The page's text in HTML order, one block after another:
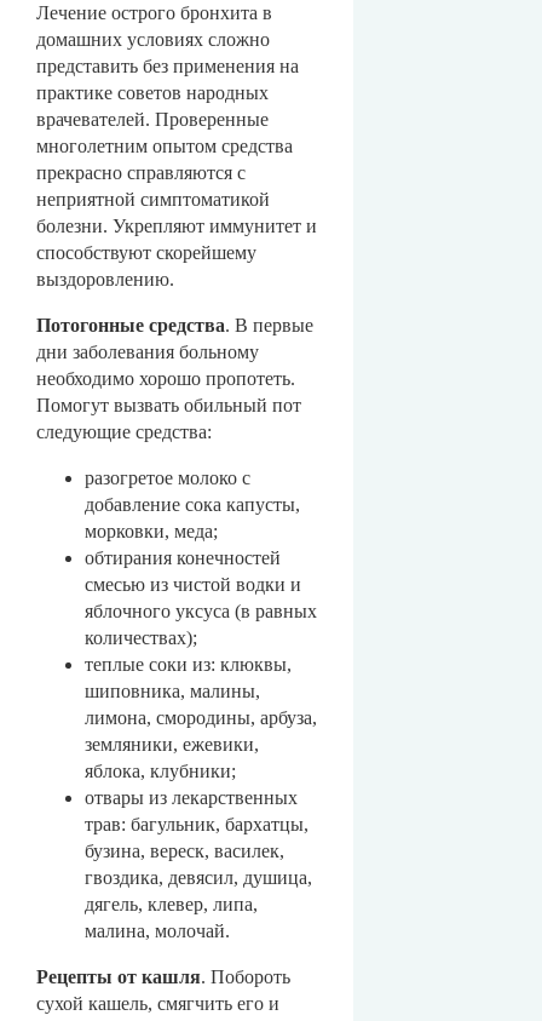
Лечение острого бронхита в
домашних условиях сложно
представить без применения на
практике советов народных
врачевателей. Проверенные
многолетним опытом средства
прекрасно справляются с
неприятной симптоматикой
болезни. Укрепляют иммунитет и
способствуют скорейшему
выздоровлению.
Потогонные средства. В первые
дни заболевания больному
необходимо хорошо пропотеть.
Помогут вызвать обильный пот
следующие средства:
разогретое молоко с
добавление сока капусты,
морковки, меда;
обтирания конечностей
смесью из чистой водки и
яблочного уксуса (в равных
количествах);
теплые соки из: клюквы,
шиповника, малины,
лимона, смородины, арбуза,
земляники, ежевики,
яблока, клубники;
отвары из лекарственных
трав: багульник, бархатцы,
бузина, вереск, василек,
гвоздика, девясил, душица,
дягель, клевер, липа,
малина, молочай.
Рецепты от кашля. Побороть
сухой кашель, смягчить его и